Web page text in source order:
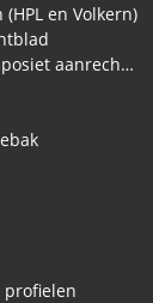
en Volkern)
Reparatie van Dekton, Silestone en kwartscomposiet aanrechtbladen
profielen